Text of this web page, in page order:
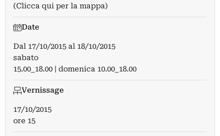
(Clicca qui per la mappa)
Date
Dal 17/10/2015 al 18/10/2015
sabato
15.00_18.00 | domenica 10.00_18.00
Vernissage
17/10/2015
ore 15